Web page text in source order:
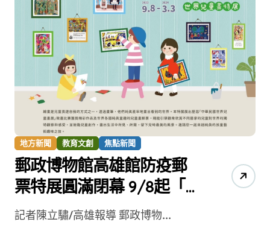
地方新聞 教育文創 焦點新聞
郵政博物館高雄館防疫郵
票特展圓滿閉幕 9/8起「童
真藝趣-世界兒童畫特展」
記者陳立驌/高雄報導 郵政博物...